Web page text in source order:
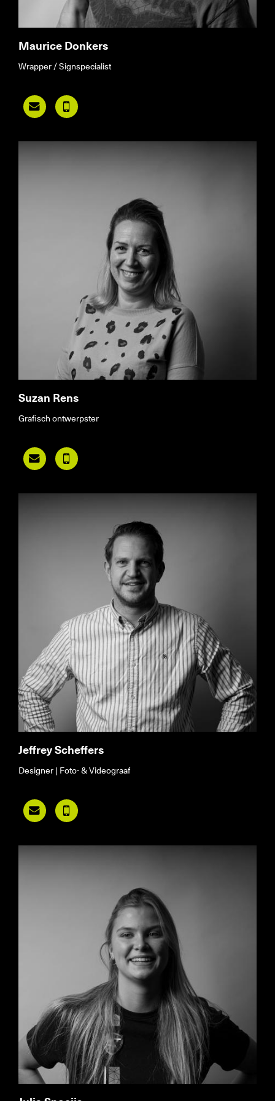
Maurice Donkers
Wrapper / Signspecialist
 
Suzan Rens
Grafisch ontwerpster
 
Jeffrey Scheffers
Designer | Foto- & Videograaf
 